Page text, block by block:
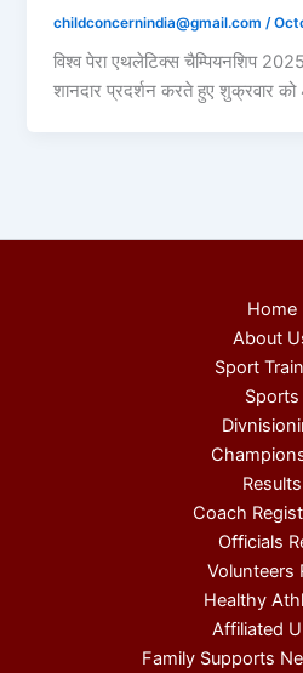
childconcernindia@gmail.com /
विश्व पेरा एथलेटिक्स चैम्पियनशिप
शानदार प्रदर्शन करते हुए शुक्रवार
Home
About
Sport
Sports
Results
Coach
Officials
Volunteers
Healthy
Affiliated
Family Supports